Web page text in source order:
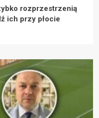
rozprzestrzenią
ich przy płocie